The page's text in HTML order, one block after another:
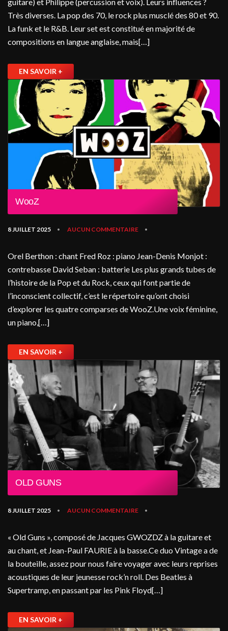
Très diverses. La pop des 70, le rock plus musclé des 80 et 90.
La funk et le R&B. Leur set est constitué en majorité de
compositions en langue anglaise, mais[…]
EN SAVOIR +
WooZ
8 JUILLET 2025 • AUCUN COMMENTAIRE •
Orel Berthon : chant Fred Roz : piano Jean-Denis Monjot :
contrebasse David Seban : batterie Les plus grands tubes de
l’histoire de la Pop et du Rock, ceux qui font partie de
l’inconscient collectif, c’est le répertoire qu’ont choisi
d’explorer les quatre comparses de WooZ.Une voix féminine,
un piano,[…]
EN SAVOIR +
OLD GUNS
8 JUILLET 2025 • AUCUN COMMENTAIRE •
« Old Guns », composé de Jacques GWOZDZ à la guitare et
au chant, et Jean-Paul FAURIE à la basse.Ce duo Vintage a de
la bouteille, assez pour nous faire voyager avec leurs reprises
acoustiques de leur jeunesse rock’n roll. Des Beatles à
Supertramp, en passant par les Pink Floyd[…]
EN SAVOIR +